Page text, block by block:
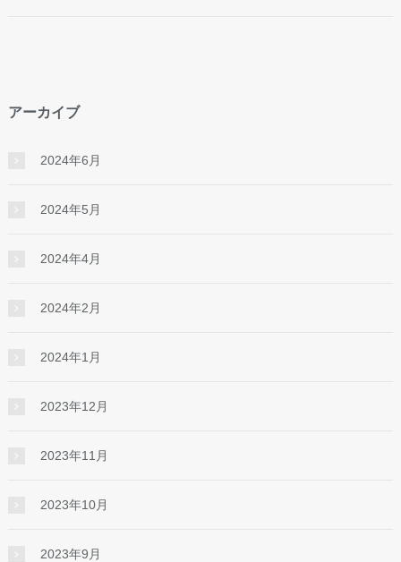
アーカイブ
2024年6月
2024年5月
2024年4月
2024年2月
2024年1月
2023年12月
2023年11月
2023年10月
2023年9月